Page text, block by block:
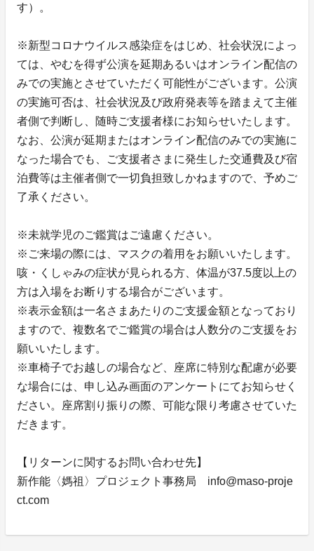
す）。
※新型コロナウイルス感染症をはじめ、社会状況によっ
ては、やむを得ず公演を延期あるいはオンライン配信の
みでの実施とさせていただく可能性がございます。公演
の実施可否は、社会状況及び政府発表等を踏まえて主催
者側で判断し、随時ご支援者様にお知らせいたします。
なお、公演が延期またはオンライン配信のみでの実施に
なった場合でも、ご支援者さまに発生した交通費及び宿
泊費等は主催者側で一切負担致しかねますので、予めご
了承ください。
※未就学児のご鑑賞はご遠慮ください。
※ご来場の際には、マスクの着用をお願いいたします。
咳・くしゃみの症状が見られる方、体温が37.5度以上の
方は入場をお断りする場合がございます。
※表示金額は一名さまあたりのご支援金額となっており
ますので、複数名でご鑑賞の場合は人数分のご支援をお
願いいたします。
※車椅子でお越しの場合など、座席に特別な配慮が必要
な場合には、申し込み画面のアンケートにてお知らせく
ださい。座席割り振りの際、可能な限り考慮させていた
だきます。
【リターンに関するお問い合わせ先】
新作能〈媽祖〉プロジェクト事務局 info@maso-proje
ct.com